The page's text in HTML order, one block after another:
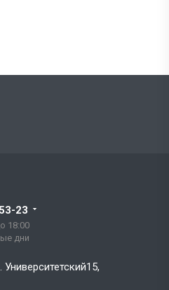
23
18:00
дни